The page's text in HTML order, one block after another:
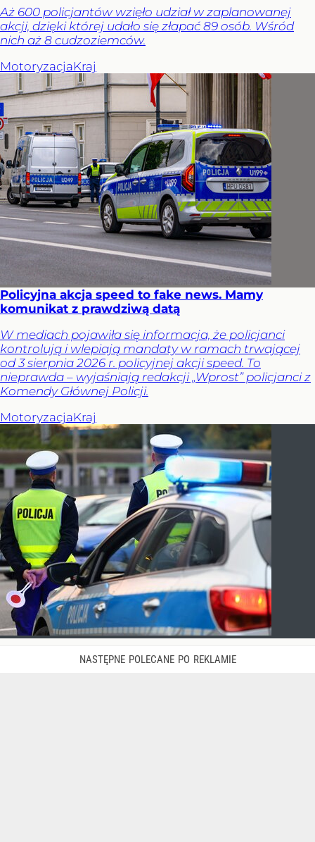
Aż 600 policjantów wzięło udział w zaplanowanej
akcji, dzięki której udało się złapać 89 osób. Wśród
nich aż 8 cudzoziemców.
MotoryzacjaKraj
Policyjna akcja speed to fake news. Mamy
komunikat z prawdziwą datą
W mediach pojawiła się informacja, że policjanci
kontrolują i wlepiają mandaty w ramach trwającej
od 3 sierpnia 2026 r. policyjnej akcji speed. To
nieprawda – wyjaśniają redakcji „Wprost” policjanci z
Komendy Głównej Policji.
MotoryzacjaKraj